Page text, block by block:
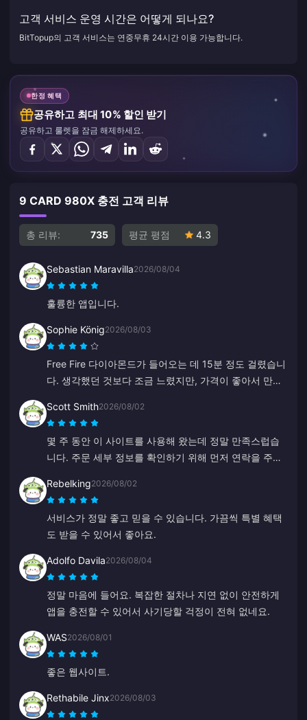
고객 서비스 운영 시간은 어떻게 되나요?
BitTopup의 고객 서비스는 연중무휴 24시간 이용 가능합니다.
한정 혜택
공유하고 최대 10% 할인 받기
공유하고 룰렛을 잠금 해제하세요.
9 CARD 980X 충전 고객 리뷰
총 리뷰: 735 평균 평점 4.3
Sebastian Maravilla2026/08/04
훌륭한 앱입니다.
Sophie König2026/08/03
Free Fire 다이아몬드가 들어오는 데 15분 정도 걸렸습니
다. 생각했던 것보다 조금 느렸지만, 가격이 좋아서 만족
Scott Smith2026/08/02
몇 주 동안 이 사이트를 사용해 왔는데 정말 만족스럽습
니다. 주문 세부 정보를 확인하기 위해 먼저 연락을 주기
하고 도움이 되었습니다.
Rebelking2026/08/02
서비스가 정말 좋고 믿을 수 있습니다. 가끔씩 특별 혜택
도 받을 수 있어서 좋아요.
Adolfo Davila2026/08/04
정말 마음에 들어요. 복잡한 절차나 지연 없이 안전하게
앱을 충전할 수 있어서 사기당할 걱정이 전혀 없네요.
WAS2026/08/01
좋은 웹사이트.
Rethabile Jinx2026/08/03